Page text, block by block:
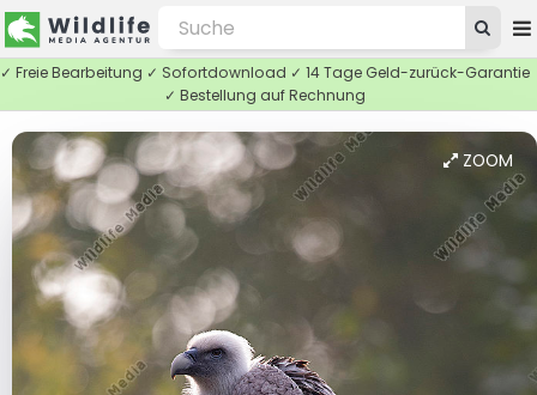
✓ Freie Bearbeitung ✓ Sofortdownload ✓ 14 Tage Geld-zurück-Garantie
✓ Bestellung auf Rechnung
ZOOM